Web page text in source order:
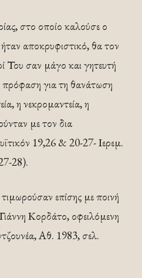
στο οποίο καλούσε ο
αποκρυφιστικό, θα τον
Του σαν μάγο και γητευτή
πρόφαση για τη θανάτωση
η νεκρομαντεία, η
με τον δια
19,26 & 20-27- Ιερεμ.
28).
επίσης με ποινή
Κορδάτο, οφειλόμενη
Αθ. 1983, σελ.